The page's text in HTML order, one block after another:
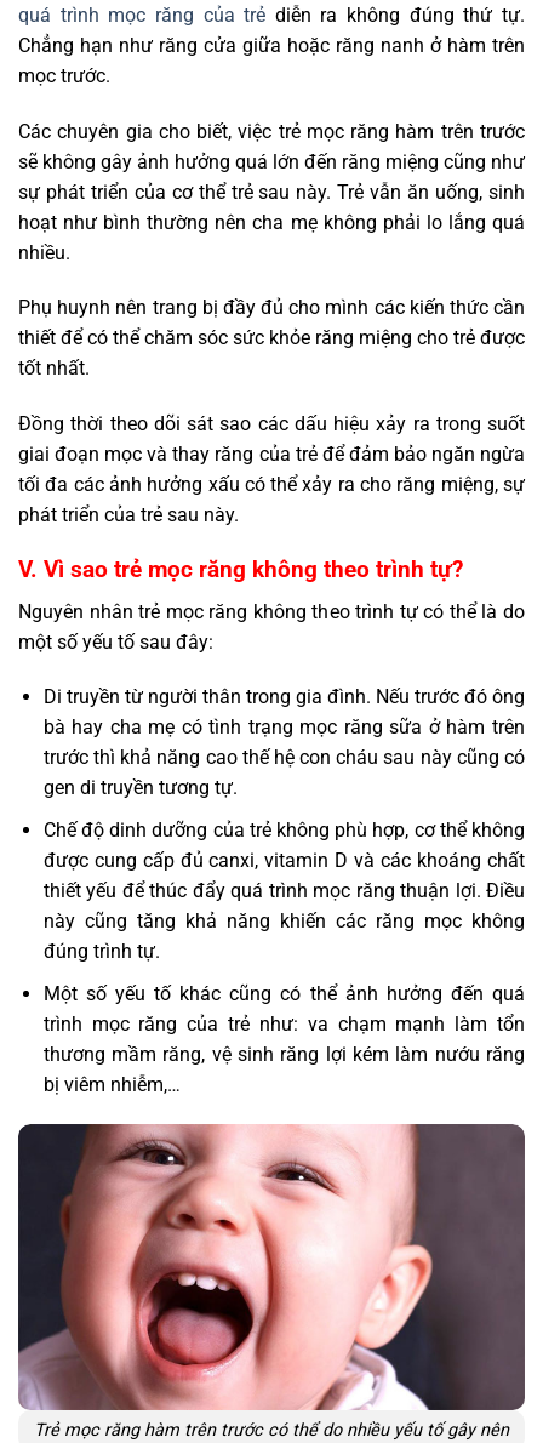
quá trình mọc răng của trẻ diễn ra không đúng thứ tự.
Chẳng hạn như răng cửa giữa hoặc răng nanh ở hàm trên
mọc trước.
Các chuyên gia cho biết, việc trẻ mọc răng hàm trên trước
sẽ không gây ảnh hưởng quá lớn đến răng miệng cũng như
sự phát triển của cơ thể trẻ sau này. Trẻ vẫn ăn uống, sinh
hoạt như bình thường nên cha mẹ không phải lo lắng quá
nhiều.
Phụ huynh nên trang bị đầy đủ cho mình các kiến thức cần
thiết để có thể chăm sóc sức khỏe răng miệng cho trẻ được
tốt nhất.
Đồng thời theo dõi sát sao các dấu hiệu xảy ra trong suốt
giai đoạn mọc và thay răng của trẻ để đảm bảo ngăn ngừa
tối đa các ảnh hưởng xấu có thể xảy ra cho răng miệng, sự
phát triển của trẻ sau này.
V. Vì sao trẻ mọc răng không theo trình tự?
Nguyên nhân trẻ mọc răng không theo trình tự có thể là do
một số yếu tố sau đây:
Di truyền từ người thân trong gia đình. Nếu trước đó ông
bà hay cha mẹ có tình trạng mọc răng sữa ở hàm trên
trước thì khả năng cao thế hệ con cháu sau này cũng có
gen di truyền tương tự.
Chế độ dinh dưỡng của trẻ không phù hợp, cơ thể không
được cung cấp đủ canxi, vitamin D và các khoáng chất
thiết yếu để thúc đẩy quá trình mọc răng thuận lợi. Điều
này cũng tăng khả năng khiến các răng mọc không
đúng trình tự.
Một số yếu tố khác cũng có thể ảnh hưởng đến quá
trình mọc răng của trẻ như: va chạm mạnh làm tổn
thương mầm răng, vệ sinh răng lợi kém làm nướu răng
bị viêm nhiễm,…
Trẻ mọc răng hàm trên trước có thể do nhiều yếu tố gây nên